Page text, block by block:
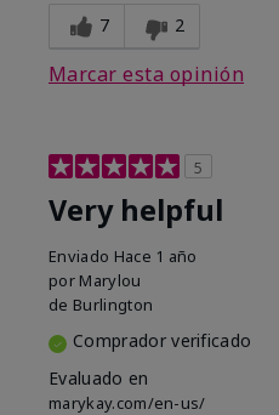
7 2
Marcar esta opinión
5
Very helpful
Enviado Hace 1 año
por Marylou
de Burlington
Comprador verificado
Evaluado en
marykay.com/en-us/